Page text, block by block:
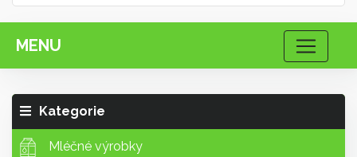
MENU
Kategorie
Mléčné výrobky